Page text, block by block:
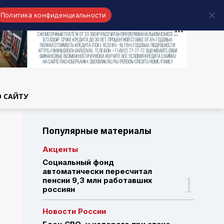
САЙТУ
Популярные материалы
Акценты
Социальный фонд
автоматически пересчитал
пенсии 9,3 млн работавших
россиян
Новости России
Политика конфиденциальности